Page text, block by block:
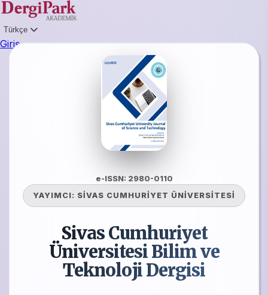
Türkçe
Giriş
e-ISSN: 2980-0110
YAYIMCI: SİVAS CUMHURİYET ÜNİVERSİTESİ
Sivas Cumhuriyet
Üniversitesi Bilim ve
Teknoloji Dergisi